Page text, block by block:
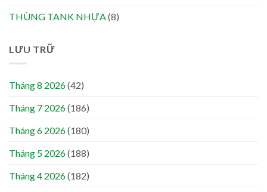
THÙNG TANK NHỰA (8)
LƯU TRỮ
Tháng 8 2026(42)
Tháng 7 2026(186)
Tháng 6 2026(180)
Tháng 5 2026(188)
Tháng 4 2026(182)